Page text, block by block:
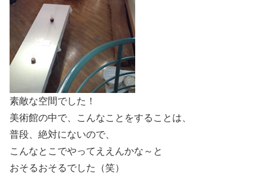
素敵な空間でした！
美術館の中で、こんなことをすることは、
普段、絶対にないので、
こんなとこでやってええんかな～と
おそるおそるでした（笑）